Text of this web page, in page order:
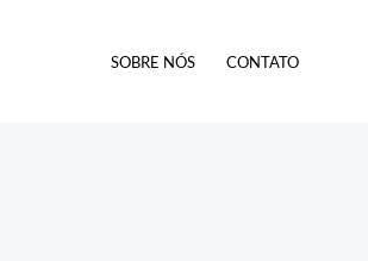
SOBRE NÓS CONTATO